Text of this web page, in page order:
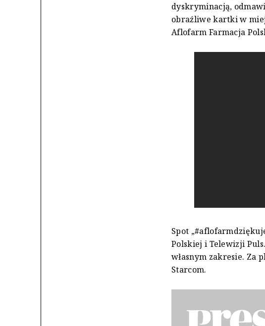
dyskryminacją,
obraźliwe kartki w
Aflofarm Farmacja
Spot
Polskiej i Telewizji
własnym zakresie. Za
Starcom.